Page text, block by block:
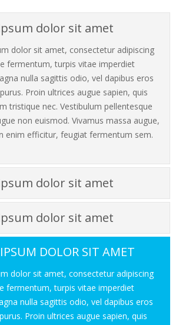
dolor sit amet
dolor sit amet, consectetur adipiscing
fermentum, turpis vitae imperdiet
nulla sagittis odio, vel dapibus eros
Proin ultrices augue sapien, quis
tristique nec. Vestibulum pellentesque
non euismod. Vivamus massa augue,
enim efficitur, feugiat fermentum sem.
dolor sit amet
dolor sit amet
DOLOR SIT AMET
dolor sit amet, consectetur adipiscing
fermentum, turpis vitae imperdiet
nulla sagittis odio, vel dapibus eros
Proin ultrices augue sapien, quis